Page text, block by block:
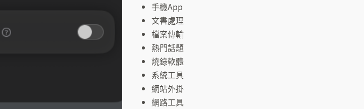
手機App
文書處理
檔案傳輸
熱門話題
燒錄軟體
系統工具
網站外掛
網路工具